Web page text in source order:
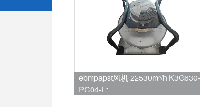
ebmpapst风机 22530m³/h K3G630-
PC04-L1